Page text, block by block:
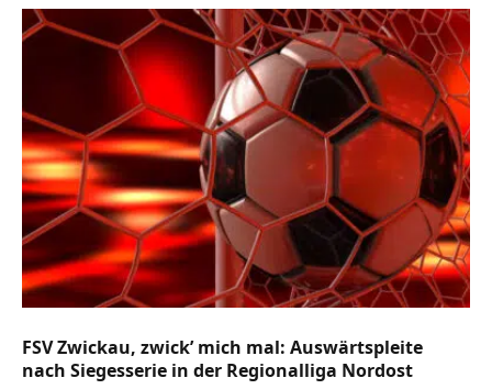
FSV Zwickau, zwick’ mich mal: Auswärtspleite
nach Siegesserie in der Regionalliga Nordost